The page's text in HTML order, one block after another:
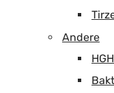
Andere